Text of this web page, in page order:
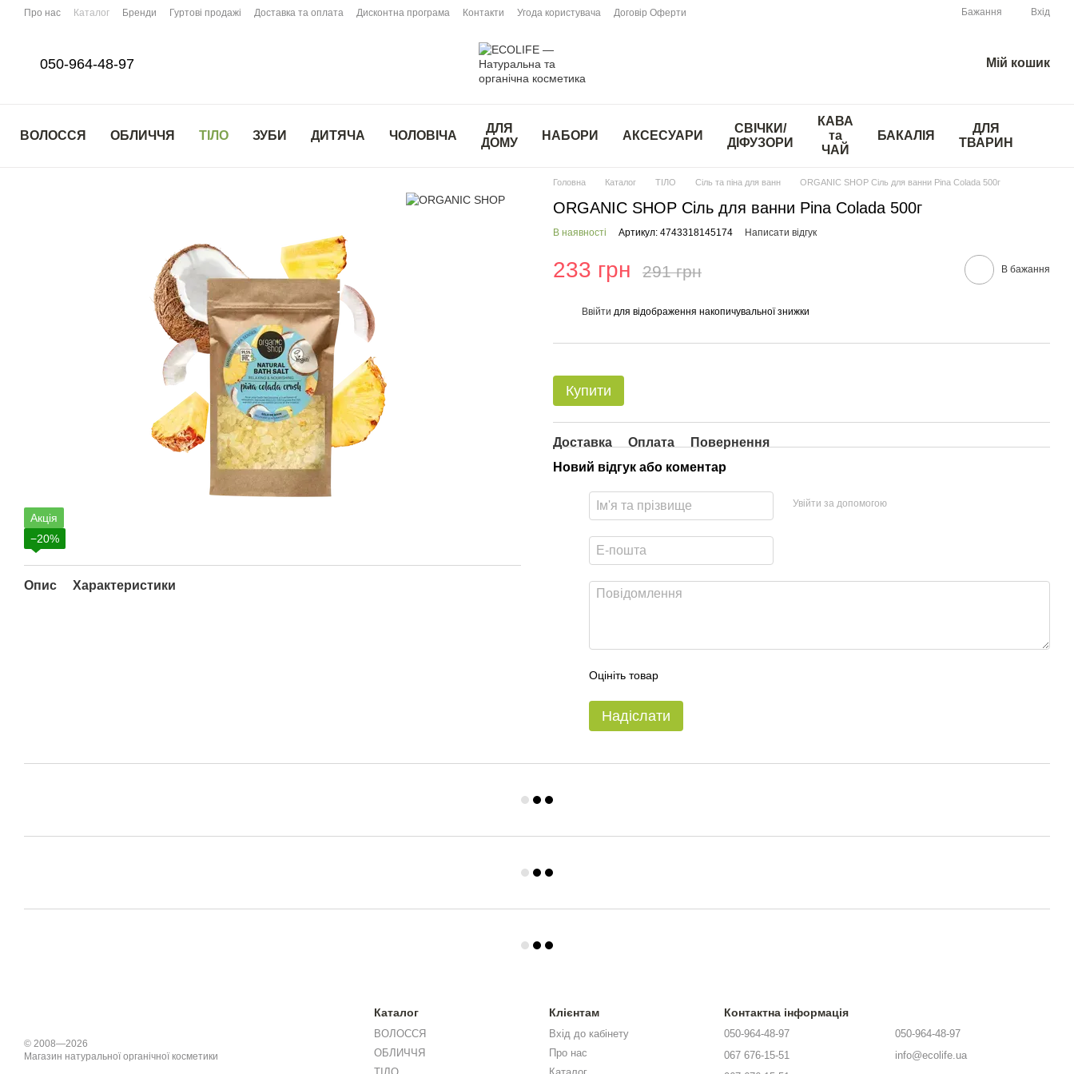
Перейти до основного контенту
Про нас Каталог Бренди Гуртові продажі Доставка та оплата Дисконтна програма Контакти Угода користувача Договір Оферти Бажання Вхід
050-964-48-97 Мій кошик
ВОЛОССЯ ОБЛИЧЧЯ ТІЛО ЗУБИ ДИТЯЧА ЧОЛОВІЧА
ДЛЯ
ДОМУ
НАБОРИ АКСЕСУАРИ
СВІЧКИ/
ДІФУЗОРИ
КАВА
та
ЧАЙ
БАКАЛІЯ
ДЛЯ
ТВАРИН
Акція
−20%
Опис Характеристики
Головна Каталог ТІЛО Сіль та піна для ванн ORGANIC SHOP Сіль для ванни Pina Colada 500г
ORGANIC SHOP Сіль для ванни Pina Colada 500г
В наявності Артикул: 4743318145174 Написати відгук
233 грн 291 грн В бажання
Ввійти для відображення накопичувальної знижки
Купити
Доставка Оплата
Повернення
Новий відгук або коментар
Увійти за допомогою
Оцініть товар
Надіслати
© 2008—2026
Магазин натуральної органічної косметики
Каталог
ВОЛОССЯ
ОБЛИЧЧЯ
Клієнтам
Вхід до кабінету
Про нас
Контактна інформація
050-964-48-97
067 676-15-51
050-964-48-97
info@ecolife.ua